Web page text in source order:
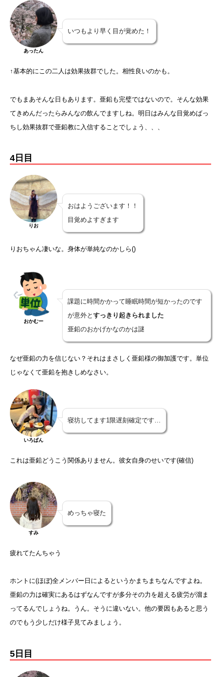
あったん
いつもより早く目が覚めた！
↑基本的にこの二人は効果抜群でした。相性良いのかも。
でもまあそんな日もあります。亜鉛も完璧ではないので。そんな効果
てきめんだったらみんなの飲んでますしね。明日はみんな目覚めばっ
ちし効果抜群で亜鉛教に入信することでしょう、、、
4日目
りお
おはようございます！！
目覚めよすぎます
りおちゃん凄いな。身体が単純なのかしら()
おかむー
課題に時間かかって睡眠時間が短かったのです
が意外と すっきり起きられました
亜鉛のおかげかなのかは謎
なぜ亜鉛の力を信じない？それはまさしく亜鉛様の御加護です。単位
じゃなくて亜鉛を抱きしめなさい。
いろぱん
寝坊してます1限遅刻確定です…
これは亜鉛どうこう関係ありません。彼女自身のせいです(確信)
すみ
めっちゃ寝た
疲れてたんちゃう
ホントに(ほぼ)全メンバー日によるというかまちまちなんですよね。
亜鉛の力は確実にあるはずなんですが多分その力を超える疲労が溜ま
ってるんでしょうね。うん。そうに違いない。他の要因もあると思う
のでもう少しだけ様子見てみましょう。
5日目